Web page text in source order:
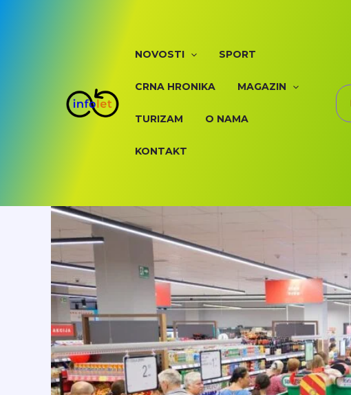
NOVOSTI SPORT
CRNA HRONIKA MAGAZIN
TURIZAM O NAMA
KONTAKT